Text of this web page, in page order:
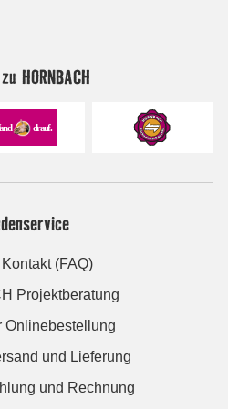
HORNBACH
(FAQ)
Projektberatung
Onlinebestellung
und Lieferung
und Rechnung